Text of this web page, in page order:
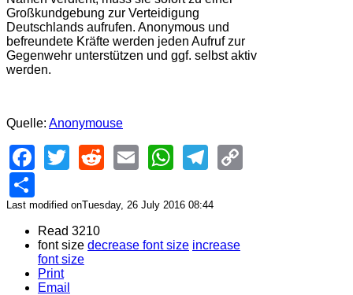
Großkundgebung zur Verteidigung
Deutschlands aufrufen. Anonymous und
befreundete Kräfte werden jeden Aufruf zur
Gegenwehr unterstützen und ggf. selbst aktiv
werden.
Quelle: Anonymouse
Facebook
TwitterRedditEmailWhatsApp
Telegram
Last modified onTuesday, 26 July 2016 08:44
Read 3210
font size decrease font size increase
font size
Print
Email